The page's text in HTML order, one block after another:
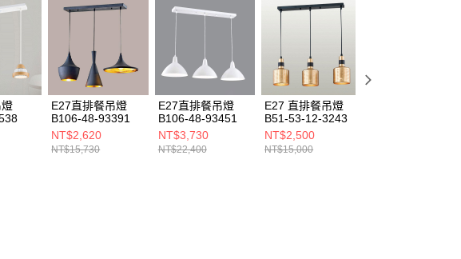
E27直排餐吊燈
B106-48-93391
NT$2,620
NT$15,730
E27直排餐吊燈
B106-48-93451
NT$3,730
NT$22,400
E27 直排餐吊燈
B51-53-12-3243
NT$2,500
NT$15,000